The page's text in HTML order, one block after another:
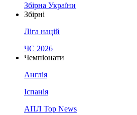
Збірна України
Збірні
Ліга націй
ЧС 2026
Чемпіонати
Англія
Іспанія
АПЛ Top News